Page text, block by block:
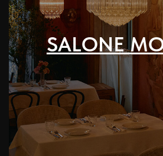
SALONE
САНКТ - ПЕТЕРБУРГ